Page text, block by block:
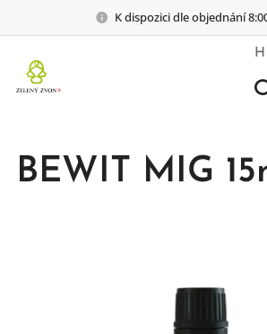
K dispozici dle objednání
BEWIT MIG